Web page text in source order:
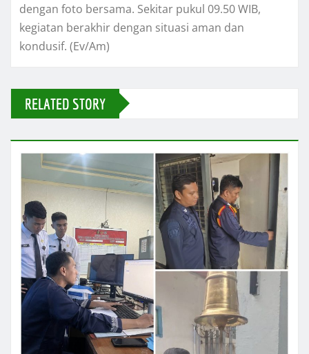
dengan foto bersama. Sekitar pukul 09.50 WIB,
kegiatan berakhir dengan situasi aman dan
kondusif. (Ev/Am)
RELATED STORY